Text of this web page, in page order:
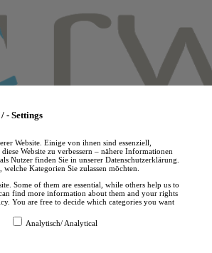
- Settings
Website. Einige von ihnen sind essenziell,
Website zu verbessern – nähere Informationen
Nutzer finden Sie in unserer Datenschutzerklärung.
Kategorien Sie zulassen möchten.
Some of them are essential, while others help us to
find more information about them and your rights
You are free to decide which categories you want
Analytisch/ Analytical